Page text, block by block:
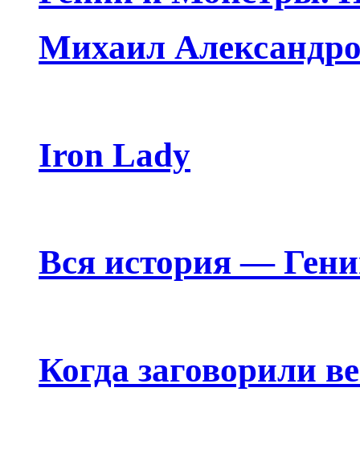
Михаил
Iron Lady
Вся история —
Когда заговорили